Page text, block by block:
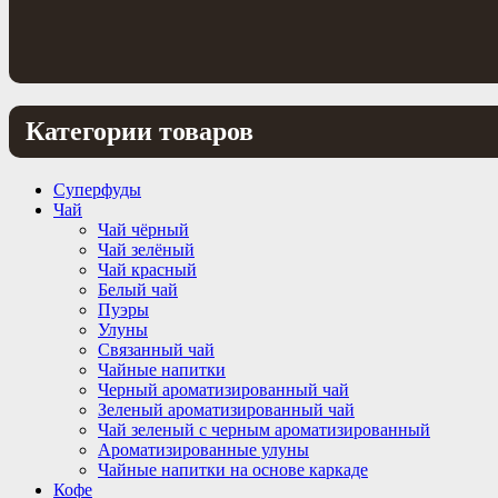
Категории товаров
Суперфуды
Чай
Чай чёрный
Чай зелёный
Чай красный
Белый чай
Пуэры
Улуны
Связанный чай
Чайные напитки
Черный ароматизированный чай
Зеленый ароматизированный чай
Чай зеленый с черным ароматизированный
Ароматизированные улуны
Чайные напитки на основе каркаде
Кофе